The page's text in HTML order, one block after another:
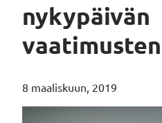
nykypäivän
8 maaliskuun, 2019